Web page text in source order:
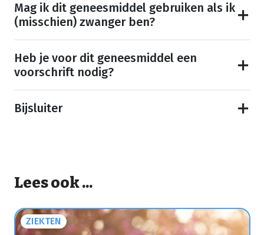
Mag ik dit geneesmiddel gebruiken als ik
(misschien) zwanger ben?
Heb je voor dit geneesmiddel een
voorschrift nodig?
Bijsluiter
Lees ook ...
ZIEKTEN